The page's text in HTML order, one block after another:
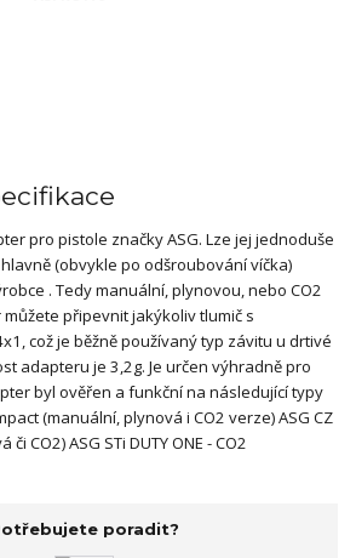
pro pistole značky ASG. Lze jej jednoduše
(obvykle po odšroubování víčka)
. Tedy manuální, plynovou, nebo CO2
připevnit jakýkoliv tlumič s
což je běžně používaný typ závitu u drtivé
adapteru je 3,2g. Je určen výhradně pro
byl ověřen a funkční na následující typy
(manuální, plynová i CO2 verze) ASG CZ
či CO2) ASG STi DUTY ONE - CO2
poradit?